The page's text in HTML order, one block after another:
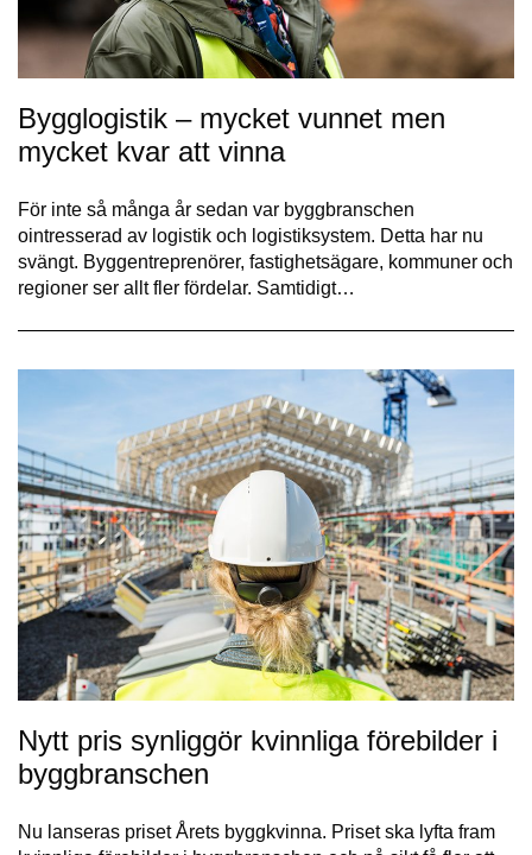
Bygglogistik – mycket vunnet men
mycket kvar att vinna
För inte så många år sedan var byggbranschen
ointresserad av logistik och logistiksystem. Detta har nu
svängt. Byggentreprenörer, fastighetsägare, kommuner och
regioner ser allt fler fördelar. Samtidigt…
Nytt pris synliggör kvinnliga förebilder i
byggbranschen
Nu lanseras priset Årets byggkvinna. Priset ska lyfta fram